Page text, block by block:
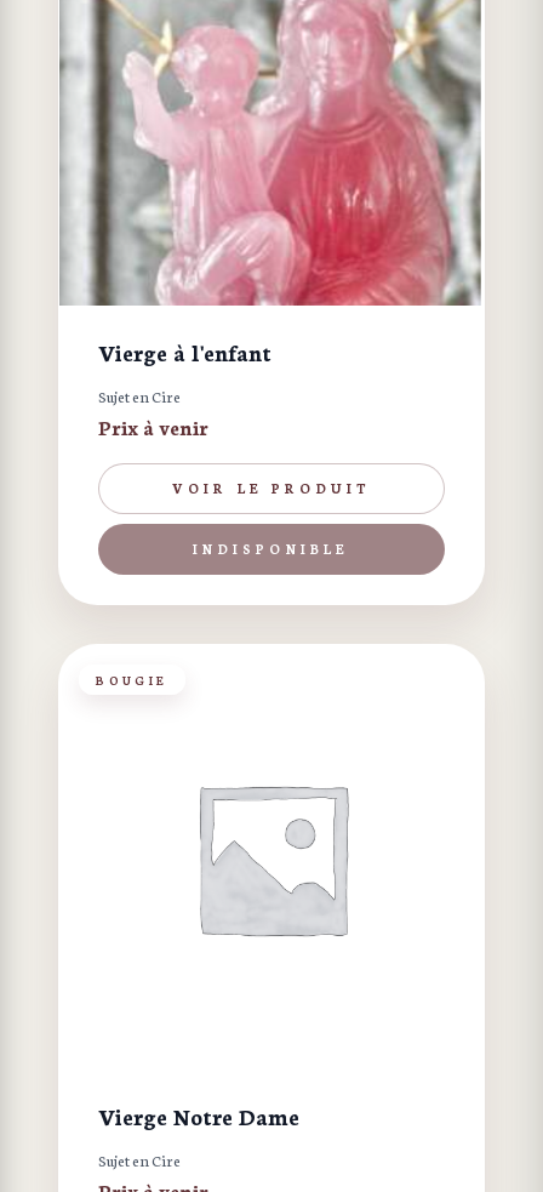
Vierge à l'enfant
Sujet en Cire
Prix à venir
VOIR LE PRODUIT
INDISPONIBLE
BOUGIE
Vierge Notre Dame
Sujet en Cire